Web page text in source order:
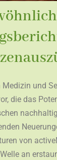
Medizin und
die das
von
an